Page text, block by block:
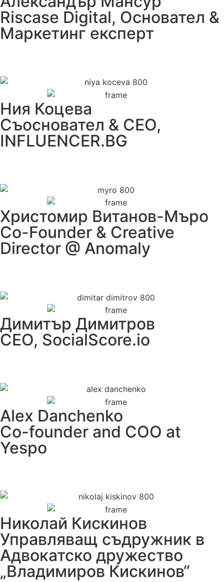
Riscase Digital, Основател &
Маркетинг експерт
Ния Коцева
Съосновател & CEO,
INFLUENCER.BG
Христомир Витанов-Мъро
Co-Founder & Creative
Director @ Anomaly
Димитър Димитров
CEO, SocialScore.io
Alex Danchenko
Co-founder and COO at
Yespo
Николай Кискинов
Управляващ съдружник в
Адвокатско дружество
„Владимиров Кискинов“